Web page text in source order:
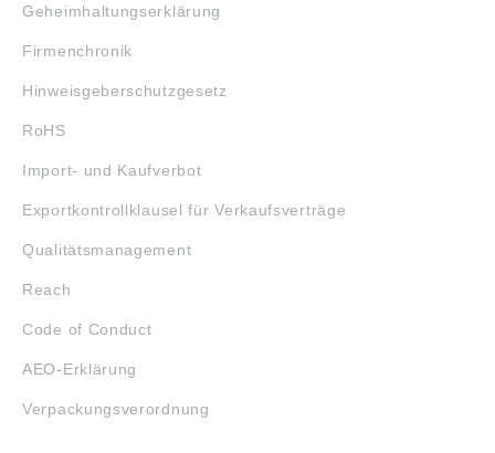
Geheimhaltungserklärung
Firmenchronik
Hinweisgeberschutzgesetz
RoHS
Import- und Kaufverbot
Exportkontrollklausel für Verkaufsverträge
Qualitätsmanagement
Reach
Code of Conduct
AEO-Erklärung
Verpackungsverordnung